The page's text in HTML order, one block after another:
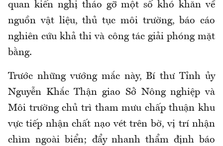
quan kiến nghị tháo gỡ một số khó khăn về
nguồn vật liệu, thủ tục môi trường, báo cáo
nghiên cứu khả thi và công tác giải phóng mặt
bằng.
Trước những vướng mắc này, Bí thư Tỉnh ủy
Nguyễn Khắc Thận giao Sở Nông nghiệp và
Môi trường chủ trì tham mưu chấp thuận khu
vực tiếp nhận chất nạo vét trên bờ, vị trí nhận
chìm ngoài biển; đẩy nhanh thẩm định báo